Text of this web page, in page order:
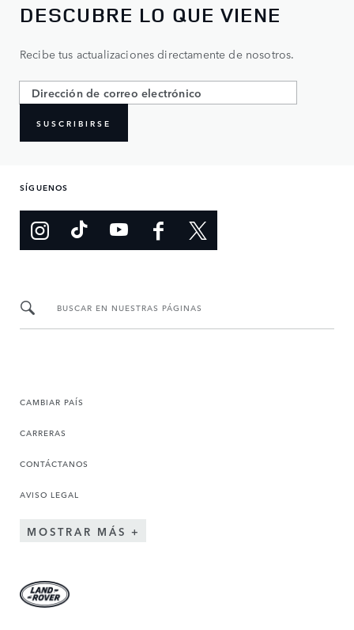
DESCUBRE LO QUE VIENE
Recibe tus actualizaciones directamente de nosotros.
SUSCRIBIRSE
SÍGUENOS
BUSCAR EN NUESTRAS PÁGINAS
CAMBIAR PAÍS
CARRERAS
CONTÁCTANOS
AVISO LEGAL
MOSTRAR MÁS